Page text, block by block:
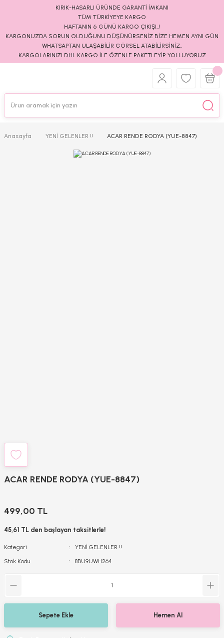
KIRIK-HASARLI ÜRÜNDE GARANTİ İMKANI
TÜM TÜRKİYEYE KARGO
HAFTANIN 6 GÜNÜ KARGO ÇIKIŞI..!
KARGONUZDA SORUN OLDUĞUNU DÜŞÜNÜRSENİZ BİZE HEMEN AYNI GÜN
WHATSAPTAN ULAŞABİLİR GÖRSEL ATABİLİRSİNİZ..
KARGOLARINIZI DHL KARGO İLE ÖZENLE PAKETLEYİP YOLLUYORUZ
Anasayfa YENİ GELENLER !! ACAR RENDE RODYA (YUE-8847)
ACAR RENDE RODYA (YUE-8847)
499,00 TL
45,61 TL den başlayan taksitlerle!
Kategori
YENİ GELENLER !!
Stok Kodu
8BU9UWH264
Sepete Ekle Hemen Al